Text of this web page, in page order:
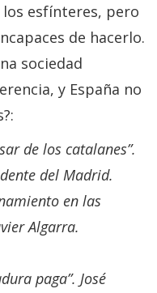
esfínteres, pero
de hacerlo.
sociedad
y España no
de los catalanes”.
del Madrid.
en las
Algarra.
paga”. José